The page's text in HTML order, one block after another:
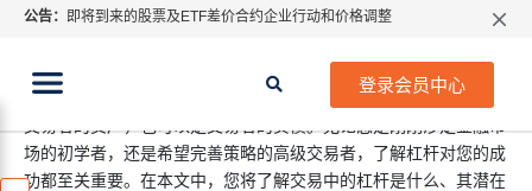
公告： 即将到来的股票及ETF差价合约企业行动和价格调整
ATFX呼吁推进金融市场合规、安全、有序、良性发展
登录会员中心
交易杠杆是什么？杠杆是一种经常被误解的强大工具，它既可以是
场的初学者，还是希望完善策略的高级交易者，了解杠杆对您的成
功都至关重要。在本文中，您将了解交易中的杠杆是什么、其潜在